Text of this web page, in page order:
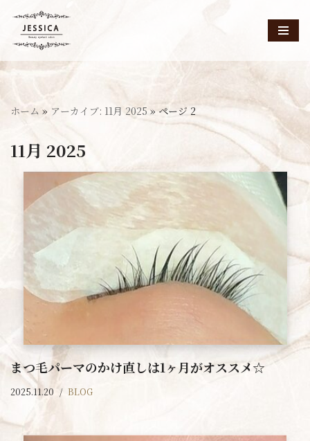
テ
ツ
ス
キ
ホーム » アーカイブ: 11月 2025 » ページ 2
11月 2025
まつ毛パーマのかけ直しは1ヶ月がオススメ☆
2025.11.20 BLOG